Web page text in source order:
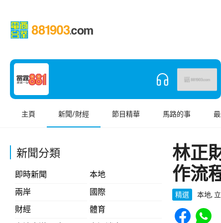
主頁 新聞/財經 節目精華 馬路的事
新聞分類
即時新聞
本地
兩岸
國際
財經
體育
林正
作流
精選 本地,
Share toShare